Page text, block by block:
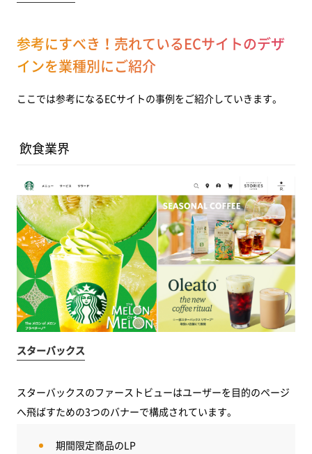
参考にすべき！売れているECサイトのデザ
インを業種別にご紹介
ここでは参考になるECサイトの事例をご紹介していきます。
飲食業界
スターバックス
スターバックスのファーストビューはユーザーを目的のページ
へ飛ばすための3つのバナーで構成されています。
期間限定商品のLP